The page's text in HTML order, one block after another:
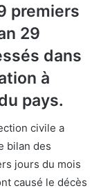
premiers
29
dans
à
pays.
civile a
bilan des
jours du mois
causé le décès